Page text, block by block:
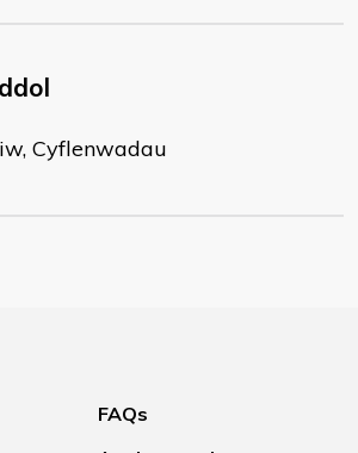
Cyflenwadau
FAQs